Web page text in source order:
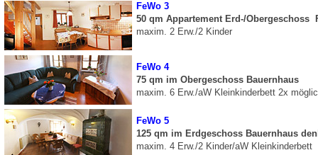
FeWo 3
50 qm Appartement Erd-/Obergeschoss
maxim. 2 Erw./2 Kinder
FeWo 4
75 qm im Obergeschoss Bauernhaus
maxim. 6 Erw./aW Kleinkinderbett 2x
FeWo 5
125 qm im Erdgeschoss Bauernhaus
maxim. 4 Erw./2 Kinder/aW Kleinkinderbett